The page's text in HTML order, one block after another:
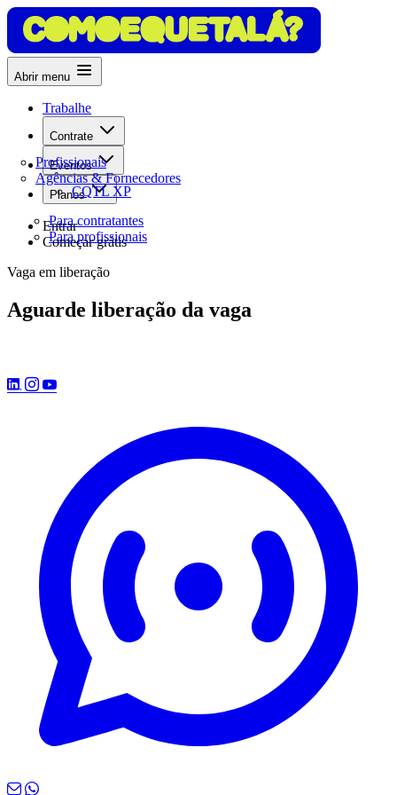
Abrir menu
Trabalhe
Contrate
Profissionais
Agências & Fornecedores
Eventos
CQTL XP
Planos
Para contratantes
Para profissionais
Entrar
Começar grátis
Vaga em liberação
Aguarde liberação da vaga